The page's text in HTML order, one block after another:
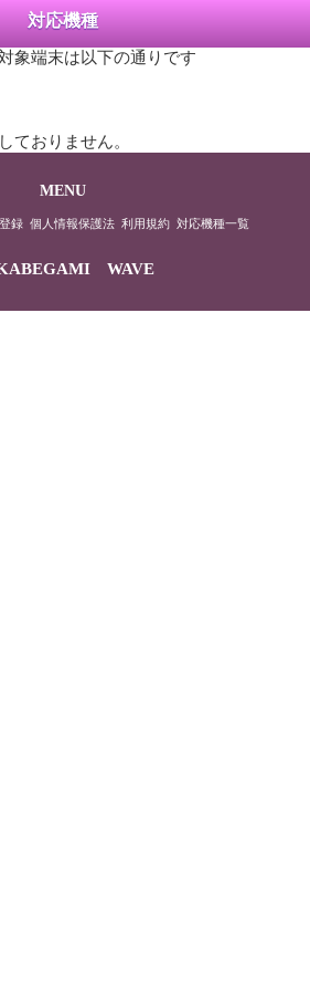
対応機種
象端末は以下の通りです
ておりません。
MENU
録 個人情報保護法 利用規約 対応機種一覧
WAVE